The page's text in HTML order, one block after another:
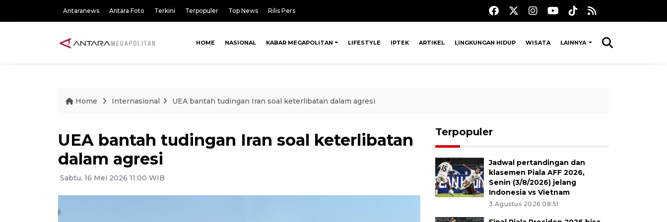
Antaranews Antara Foto Terkini Terpopuler Top News Rilis Pers
HOME NASIONAL KABAR MEGAPOLITAN LIFESTYLE IPTEK ARTIKEL LINGKUNGAN HIDUP WISATA LAINNYA
Home Internasional UEA bantah tudingan Iran soal keterlibatan dalam agresi
UEA bantah tudingan Iran soal keterlibatan
dalam agresi
Sabtu, 16 Mei 2026 11:00 WIB
Terpopuler
Jadwal pertandingan dan
klasemen Piala AFF 2026,
Senin (3/8/2026) jelang
Indonesia vs Vietnam
3 Agustus 2026 08:51